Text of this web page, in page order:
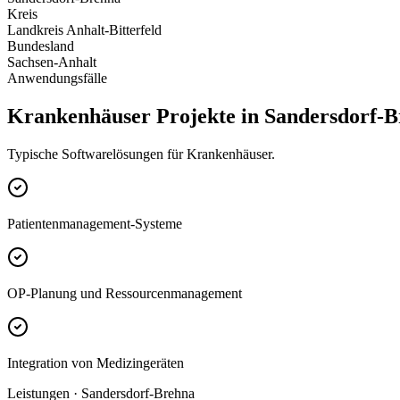
Kreis
Landkreis Anhalt-Bitterfeld
Bundesland
Sachsen-Anhalt
Anwendungsfälle
Krankenhäuser Projekte in Sandersdorf-
Typische Softwarelösungen für Krankenhäuser.
Patientenmanagement-Systeme
OP-Planung und Ressourcenmanagement
Integration von Medizingeräten
Leistungen · Sandersdorf-Brehna